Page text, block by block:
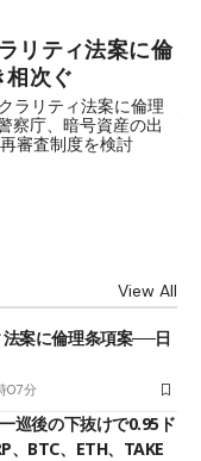
リティ法案に倫
次ぐ
ラリティ法案に倫理
察庁、暗号資産の出
審査制度を検討
View All
法案に倫理条項案──日
07分
巡後の下抜けで0.95ド
、BTC、ETH、TAKE